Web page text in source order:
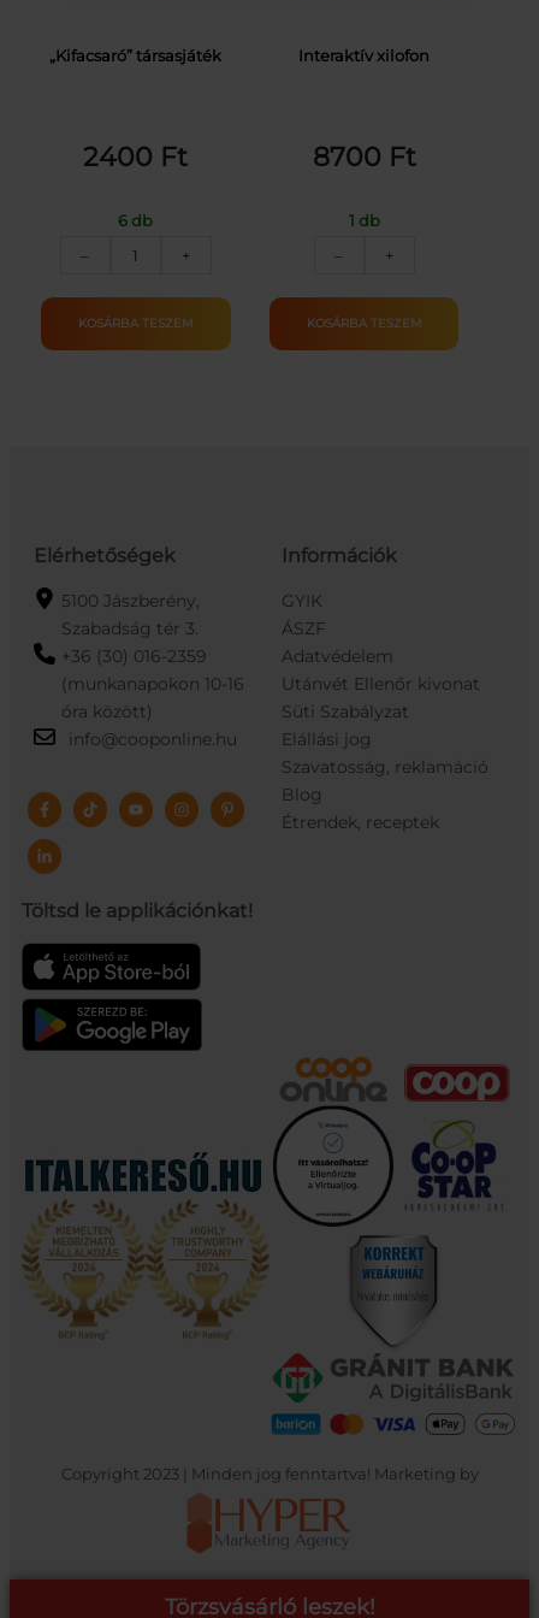
„Kifacsaró” társasjáték
2400 Ft
6 db
–
"Kifacsaró"
mennyiség
+
KOSÁRBA TESZEM
Interaktív xilofon
8700 Ft
1 db
–
mennyiség
+
KOSÁRBA TESZEM
Elérhetőségek
5100 Jászberény,
Szabadság tér 3.
+36 (30) 016-2359
(munkanapokon 10-16
óra között)
info@cooponline.hu
Töltsd le applikációnkat!
Információk
GYIK
ÁSZF
Adatvédelem
Utánvét Ellenőr kivonat
Süti Szabályzat
Elállási jog
Szavatosság, reklamáció
Blog
Étrendek, receptek
Copyright 2023 | Minden jog fenntartva! Marketing by
Törzsvásárló leszek!